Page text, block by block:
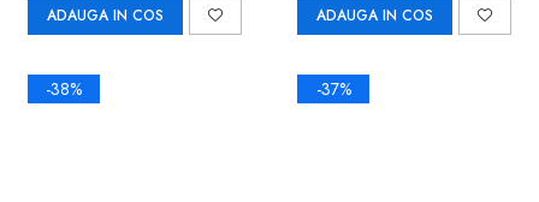
ADAUGA IN COS ADAUGA IN COS
-38% -37%